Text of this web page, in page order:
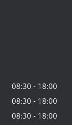
08:30 - 18:00
08:30 - 18:00
08:30 - 18:00